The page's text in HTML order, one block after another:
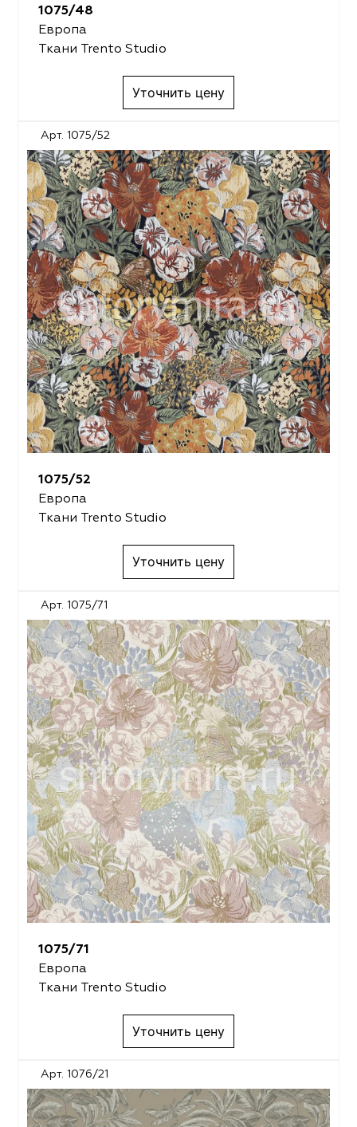
1075/48
Европа
Ткани Trento Studio
Уточнить цену
Арт. 1075/52
1075/52
Европа
Ткани Trento Studio
Уточнить цену
Арт. 1075/71
1075/71
Европа
Ткани Trento Studio
Уточнить цену
Арт. 1076/21